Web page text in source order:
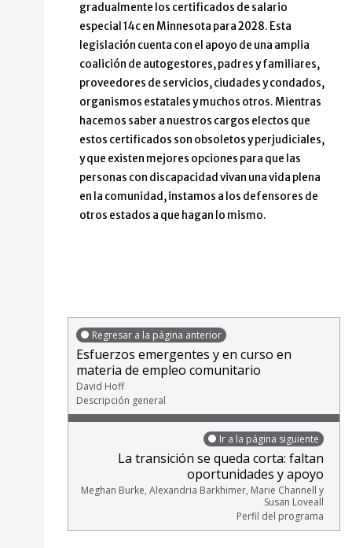
gradualmente los certificados de salario
especial 14c en Minnesota para 2028. Esta
legislación cuenta con el apoyo de una amplia
coalición de autogestores, padres y familiares,
proveedores de servicios, ciudades y condados,
organismos estatales y muchos otros. Mientras
hacemos saber a nuestros cargos electos que
estos certificados son obsoletos y perjudiciales,
y que existen mejores opciones para que las
personas con discapacidad vivan una vida plena
en la comunidad, instamos a los defensores de
otros estados a que hagan lo mismo.
Regresar a la página anterior
Esfuerzos emergentes y en curso en
materia de empleo comunitario
David Hoff
Descripción general
Ir a la página siguiente
La transición se queda corta: faltan
oportunidades y apoyo
Meghan Burke, Alexandria Barkhimer, Marie Channell y
Susan Loveall
Perfil del programa